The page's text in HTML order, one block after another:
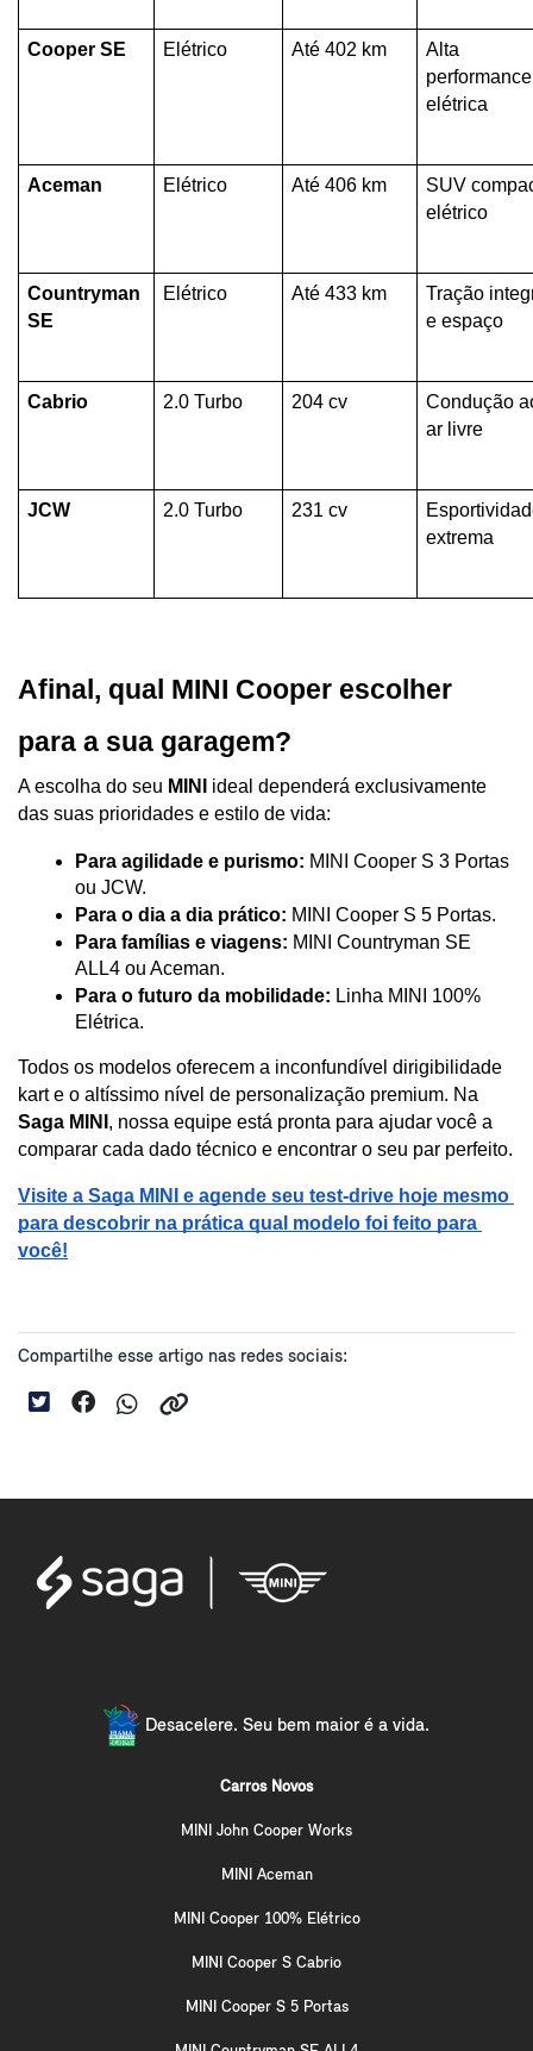
Cooper SE Elétrico Até 402 km
Alta
performance
elétrica
Aceman Elétrico Até 406 km
SUV
elétrico
Countryman
SE
Elétrico Até 433 km
Tração
e espaço
Cabrio 2.0 Turbo 204 cv
Condução
ar livre
JCW 2.0 Turbo 231 cv
extrema
Afinal, qual MINI Cooper escolher
para a sua garagem?
A escolha do seu MINI
ideal dependerá exclusivamente
das suas prioridades e estilo de vida:
Para agilidade e purismo: MINI Cooper S 3 Portas
ou JCW.
Para o dia a dia prático: MINI Cooper S 5 Portas.
Para famílias e viagens: MINI Countryman SE
ALL4 ou Aceman.
Para o futuro da mobilidade: Linha MINI 100%
Elétrica.
Todos os modelos oferecem a inconfundível dirigibilidade
Saga MINI , nossa equipe está pronta para ajudar você a
comparar cada dado técnico e encontrar o seu par perfeito.
Visite a Saga MINI e agende seu test-drive hoje mesmo
para descobrir na prática qual modelo foi feito para
você!
Compartilhe esse artigo nas redes sociais:
Desacelere. Seu bem maior é a vida.
Carros Novos
MINI John Cooper Works
MINI Aceman
MINI Cooper 100% Elétrico
MINI Cooper S Cabrio
MINI Cooper S 5 Portas